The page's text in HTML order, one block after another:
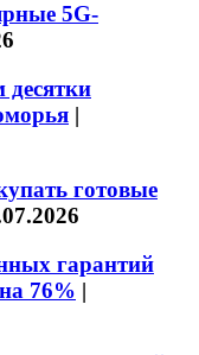
5G-
|
готовые
гарантий
76% |